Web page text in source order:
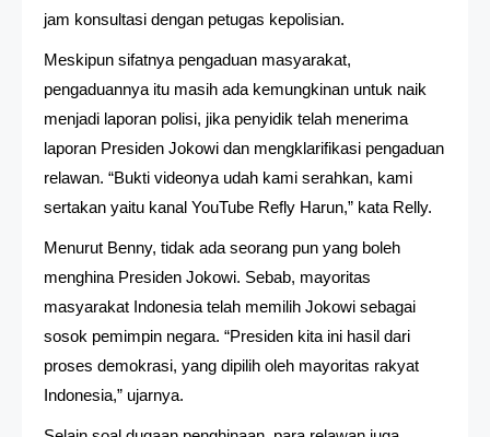
jam konsultasi dengan petugas kepolisian.
Meskipun sifatnya pengaduan masyarakat,
pengaduannya itu masih ada kemungkinan untuk naik
menjadi laporan polisi, jika penyidik telah menerima
laporan Presiden Jokowi dan mengklarifikasi pengaduan
relawan. “Bukti videonya udah kami serahkan, kami
sertakan yaitu kanal YouTube Refly Harun,” kata Relly.
Menurut Benny, tidak ada seorang pun yang boleh
menghina Presiden Jokowi. Sebab, mayoritas
masyarakat Indonesia telah memilih Jokowi sebagai
sosok pemimpin negara. “Presiden kita ini hasil dari
proses demokrasi, yang dipilih oleh mayoritas rakyat
Indonesia,” ujarnya.